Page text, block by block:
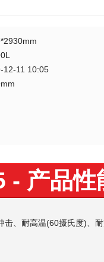
12-11 10:05
- 产品性
、耐高温(60摄氏度)、